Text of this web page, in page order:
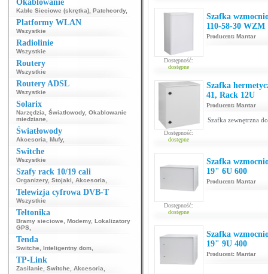
Okablowanie
Kable Sieciowe (skrętka) Patchcordy,
Platformy WLAN
Wszystkie
Radiolinie
Wszystkie
Routery
Wszystkie
Routery ADSL
Wszystkie
Solarix
Narzędzia Światłowody, Okablowanie
miedziane
Światłowody
Akcesoria Mufy,
Switche
Wszystkie
Szafy rack 10/19 cali
Organizery, Stojaki Akcesoria
Telewizja cyfrowa DVB-T
Wszystkie
Teltonika
Bramy sieciowe Modemy, Lokalizatory
GPS
Tenda
Switche Inteligentny dom
TP-Link
Zasilanie Switche Akcesoria
Dostępność:
dostępne
Szafka
110-58-30 WZM
Producent: Mantar
Dostępność:
dostępne
Szafka
41, Rack 12U
Producent: Mantar
Szafka zewnętrzna
Dostępność:
dostępne
Szafka
19" 6U 600
Producent: Mantar
Szafka
19" 9U 400
Producent: Mantar